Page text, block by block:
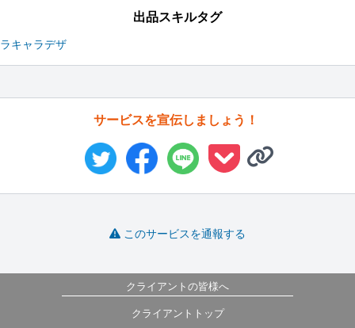
出品スキルタグ
キャラデザ
サービスを宣伝しましょう！
このサービスを通報する
クライアントの皆様へ
クライアントトップ